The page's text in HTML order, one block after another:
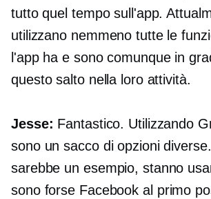
tutto quel tempo sull'app.
utilizzano nemmeno tutte le
l'app ha e sono comunque in
questo salto nella loro attività.
Jesse: Fantastico. Utilizzando
sono un sacco di opzioni
sarebbe un esempio, stanno
sono forse Facebook al primo